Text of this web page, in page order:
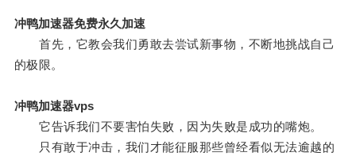
冲鸭加速器免费永久加速
首先，它教会我们勇敢去尝试新事物，不断地挑战自己
的极限。
冲鸭加速器vps
它告诉我们不要害怕失败，因为失败是成功的嘴炮。
只有敢于冲击，我们才能征服那些曾经看似无法逾越的